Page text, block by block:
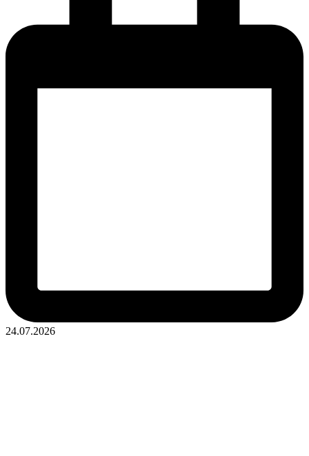
24.07.2026